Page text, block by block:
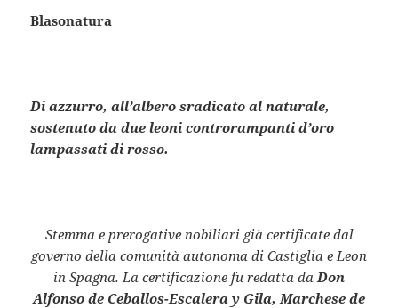
Blasonatura
Di azzurro, all’albero sradicato al naturale,
sostenuto da due leoni controrampanti d’oro
lampassati di rosso.
Stemma e prerogative nobiliari già certificate dal
governo della comunità autonoma di Castiglia e Leon
in Spagna. La certificazione fu redatta da Don
Alfonso de Ceballos-Escalera y Gila, Marchese de